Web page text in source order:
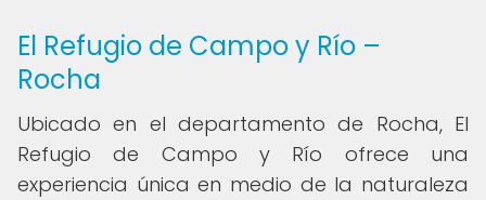
El Refugio de Campo y Río –
Rocha
Ubicado en el departamento de Rocha, El
Refugio de Campo y Río ofrece una
experiencia única en medio de la naturaleza